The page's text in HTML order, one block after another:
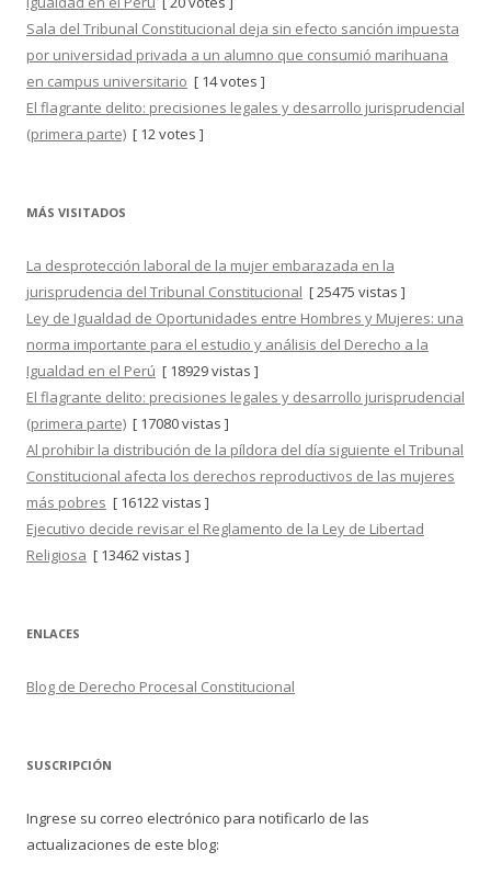
Sala del Tribunal Constitucional deja sin efecto sanción impuesta
por universidad privada a un alumno que consumió marihuana
en campus universitario [ 14 votes ]
El flagrante delito: precisiones legales y desarrollo jurisprudencial
(primera parte) [ 12 votes ]
MÁS VISITADOS
La desprotección laboral de la mujer embarazada en la
jurisprudencia del Tribunal Constitucional [ 25475 vistas ]
Ley de Igualdad de Oportunidades entre Hombres y Mujeres: una
norma importante para el estudio y análisis del Derecho a la
Igualdad en el Perú [ 18929 vistas ]
El flagrante delito: precisiones legales y desarrollo jurisprudencial
(primera parte) [ 17080 vistas ]
Al prohibir la distribución de la píldora del día siguiente el Tribunal
Constitucional afecta los derechos reproductivos de las mujeres
más pobres [ 16122 vistas ]
Ejecutivo decide revisar el Reglamento de la Ley de Libertad
Religiosa [ 13462 vistas ]
ENLACES
Blog de Derecho Procesal Constitucional
SUSCRIPCIÓN
Ingrese su correo electrónico para notificarlo de las
actualizaciones de este blog: